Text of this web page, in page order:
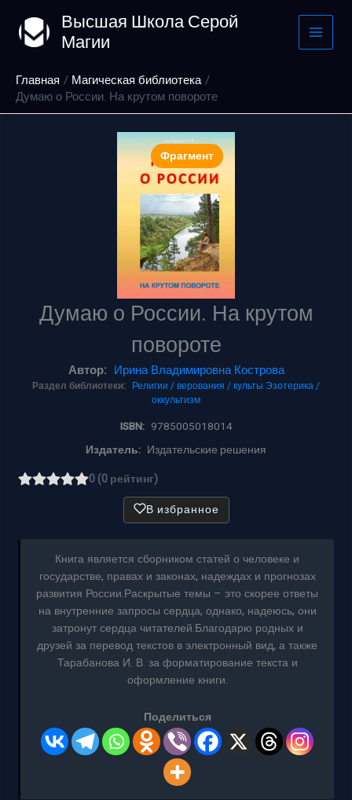
содержимому
Высшая Школа Серой
Магии
Главная
Магическая библиотека
Думаю о России. На крутом повороте
Фрагмент
Думаю о России. На крутом
повороте
Автор: Ирина Владимировна Кострова
Раздел библиотеки: Религии / верования / культы Эзотерика /
оккультизм
ISBN: 9785005018014
Издатель: Издательские решения
0 (0 рейтинг)
В избранное
Книга является сборником статей о человеке и
государстве, правах и законах, надеждах и прогнозах
развития России.Раскрытые темы – это скорее ответы
на внутренние запросы сердца, однако, надеюсь, они
затронут сердца читателей.Благодарю родных и
друзей за перевод текстов в электронный вид, а также
Тарабанова И. В. за форматирование текста и
оформление книги.
Поделиться